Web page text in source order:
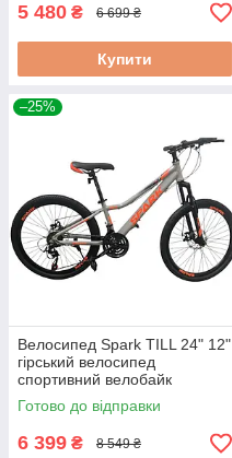
5 480 ₴ 6 699 ₴
Купити
–25%
Велосипед Spark TILL 24" 12"
гірський велосипед
спортивний велобайк
дорожній підлітковий велик
Готово до відправки
6 399 ₴ 8 549 ₴